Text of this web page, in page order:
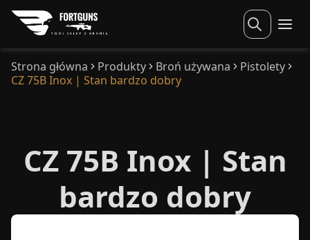
Strona główna Produkty Broń używana
Pistolety
CZ 75B Inox | Stan bardzo dobry
CZ 75B Inox | Stan
bardzo dobry